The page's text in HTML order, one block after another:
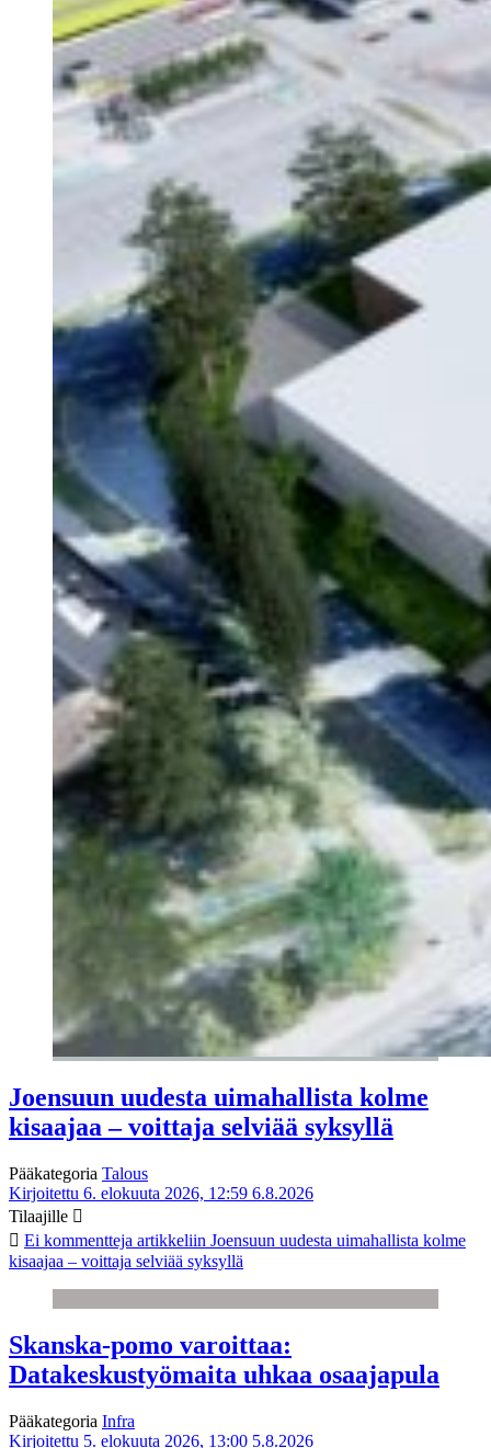
Joensuun uudesta uimahallista kolme
kisaajaa – voittaja selviää syksyllä
Pääkategoria Talous
Kirjoitettu 6. elokuuta 2026, 12:59 6.8.2026
Tilaajille
Ei kommentteja artikkeliin Joensuun uudesta uimahallista kolme
kisaajaa – voittaja selviää syksyllä
Skanska-pomo varoittaa:
Datakeskustyömaita uhkaa osaajapula
Pääkategoria Infra
Kirjoitettu 5. elokuuta 2026, 13:00 5.8.2026